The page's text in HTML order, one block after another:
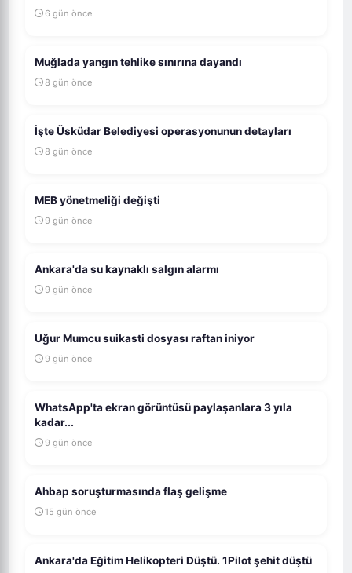
6 gün önce
Muğlada yangın tehlike sınırına dayandı
8 gün önce
İşte Üsküdar Belediyesi operasyonunun detayları
8 gün önce
MEB yönetmeliği değişti
9 gün önce
Ankara'da su kaynaklı salgın alarmı
9 gün önce
Uğur Mumcu suikasti dosyası raftan iniyor
9 gün önce
WhatsApp'ta ekran görüntüsü paylaşanlara 3 yıla
kadar...
9 gün önce
Ahbap soruşturmasında flaş gelişme
15 gün önce
Ankara'da Eğitim Helikopteri Düştü. 1Pilot şehit düştü